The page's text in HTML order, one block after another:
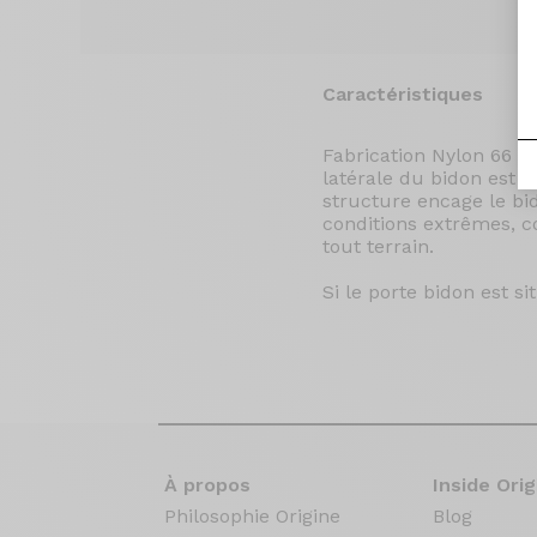
Caractéristiques
Fabrication Nylon 66
latérale du bidon est
structure encage le
conditions extrêmes,
tout terrain.
Si le porte bidon est
À propos
Philosophie Origine
Inside
Blog